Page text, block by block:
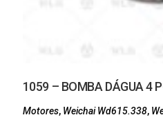
1059 – BOMBA DÁGUA 4
Motores, Weichai Wd615.338,